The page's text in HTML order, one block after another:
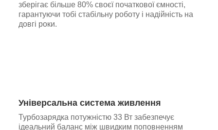
зберігає більше 80% своєї початкової ємності,
гарантуючи тобі стабільну роботу і надійність на
довгі роки.
Універсальна система живлення
Турбозарядка потужністю 33 Вт забезпечує
ідеальний баланс між швидким поповненням